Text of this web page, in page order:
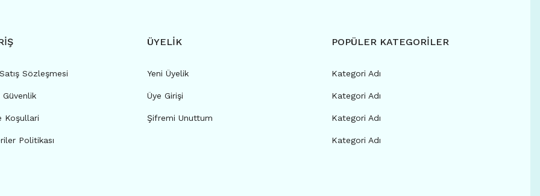
Sözleşmesi
Koşullari
Politikası
ÜYELİK
Yeni Üyelik
Üye Girişi
Şifremi Unuttum
POPÜLER KATEGORİLER
Kategori Adı
Kategori Adı
Kategori Adı
Kategori Adı